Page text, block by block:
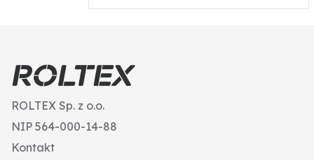
ROLTEX Sp. z o.o.
NIP 564-000-14-88
Kontakt